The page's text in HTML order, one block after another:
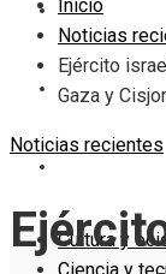
CIENCIA Y
Cultura y
Inicio
Noticias
Ejército
Gaza y
Noticias recientes